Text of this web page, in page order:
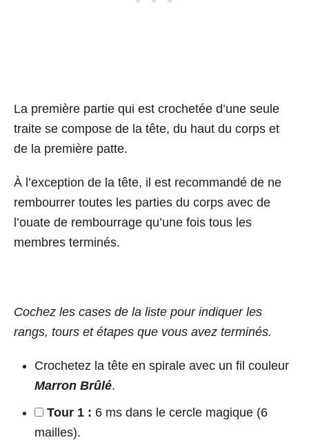
La première partie qui est crochetée d’une seule
traite se compose de la tête, du haut du corps et
de la première patte.
À l’exception de la tête, il est recommandé de ne
rembourrer toutes les parties du corps avec de
l’ouate de rembourrage qu’une fois tous les
membres terminés.
Cochez les cases de la liste pour indiquer les
rangs, tours et étapes que vous avez terminés.
Crochetez la tête en spirale avec un fil couleur
Marron Brûlé.
Tour 1 : 6 ms dans le cercle magique (6
mailles).